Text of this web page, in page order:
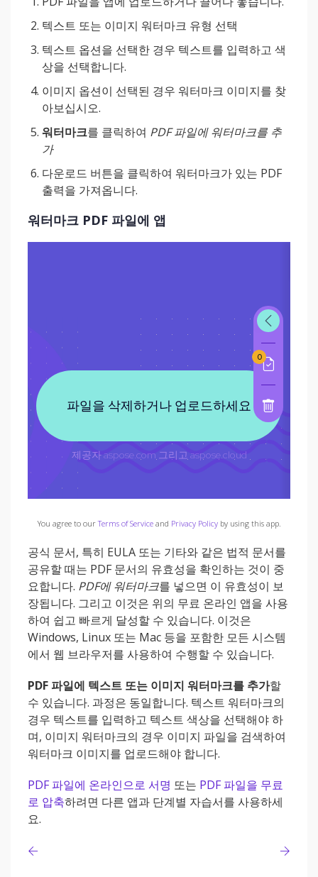
텍스트 또는 이미지 워터마크 유형 선택
텍스트 옵션을 선택한 경우 텍스트를 입력하고 색
상을 선택합니다.
이미지 옵션이 선택된 경우 워터마크 이미지를 찾
아보십시오.
워터마크를 클릭하여 PDF 파일에 워터마크를 추
가
다운로드 버튼을 클릭하여 워터마크가 있는 PDF
출력을 가져옵니다.
워터마크 PDF 파일에 앱
You agree to ourTerms of Serviceand Privacy Policyby using this app.
공식 문서, 특히 EULA 또는 기타와 같은 법적 문서를
공유할 때는 PDF 문서의 유효성을 확인하는 것이 중
요합니다. PDF에 워터마크를 넣으면 이 유효성이 보
장됩니다. 그리고 이것은 위의 무료 온라인 앱을 사용
하여 쉽고 빠르게 달성할 수 있습니다. 이것은
Windows, Linux 또는 Mac 등을 포함한 모든 시스템
에서 웹 브라우저를 사용하여 수행할 수 있습니다.
PDF 파일에 텍스트 또는 이미지 워터마크를 추가할
수 있습니다. 과정은 동일합니다. 텍스트 워터마크의
경우 텍스트를 입력하고 텍스트 색상을 선택해야 하
며, 이미지 워터마크의 경우 이미지 파일을 검색하여
워터마크 이미지를 업로드해야 합니다.
PDF 파일에 온라인으로 서명 또는 PDF 파일을 무료
로 압축하려면 다른 앱과 단계별 자습서를 사용하세
요.